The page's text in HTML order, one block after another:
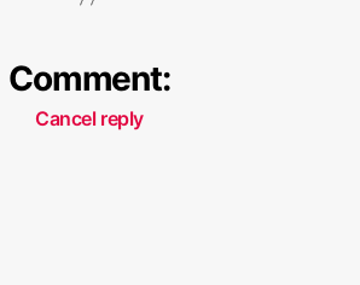
Comment:
Cancel reply